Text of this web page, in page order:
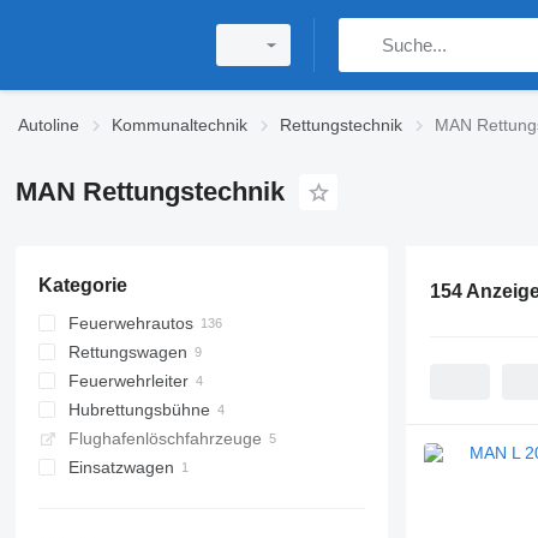
Autoline Kommunaltechnik Rettungstechnik MAN
MAN Rettungstechnik
Kategorie
Feuerwehrautos
Rettungswagen
Feuerwehrleiter
Hubrettungsbühne
Flughafenlöschfahrzeuge
Einsatzwagen
154